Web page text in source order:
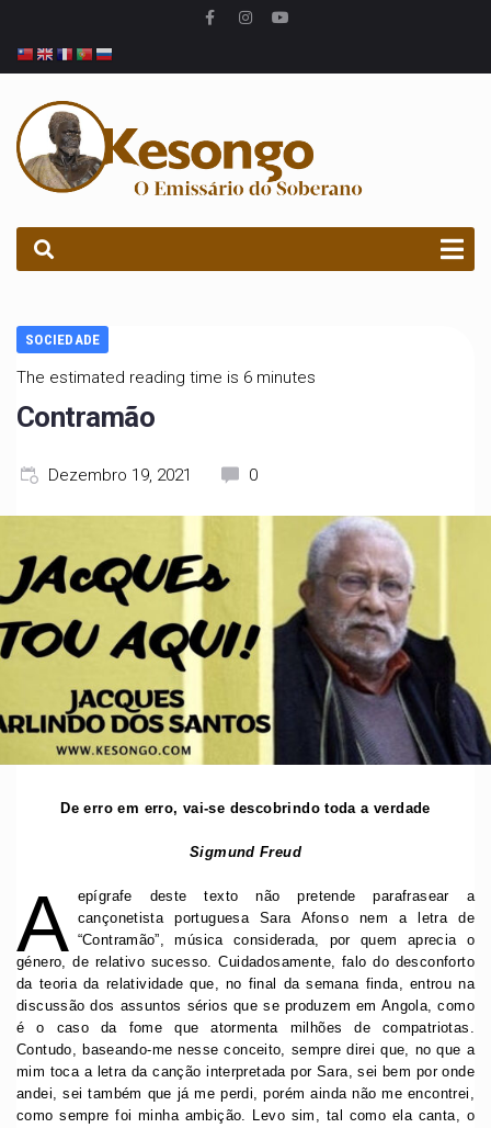
SOCIEDADE
The estimated reading time is 6 minutes
Contramão
Dezembro 19, 2021 0
De erro em erro, vai-se descobrindo toda a verdade
Sigmund Freud
A epígrafe deste texto não pretende parafrasear a
cançonetista portuguesa Sara Afonso nem a letra de
“Contramão”, música considerada, por quem aprecia o
género, de relativo sucesso. Cuidadosamente, falo do desconforto
da teoria da relatividade que, no final da semana finda, entrou na
discussão dos assuntos sérios que se produzem em Angola, como
é o caso da fome que atormenta milhões de compatriotas.
Contudo, baseando-me nesse conceito, sempre direi que, no que a
mim toca a letra da canção interpretada por Sara, sei bem por onde
andei, sei também que já me perdi, porém ainda não me encontrei,
como sempre foi minha ambição. Levo sim, tal como ela canta, o
PROCURAR